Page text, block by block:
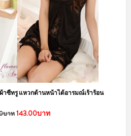
าซีทรู แหวกด้านหน้าได้อารมณ์เร้าร้อน
บาท143.00บาท